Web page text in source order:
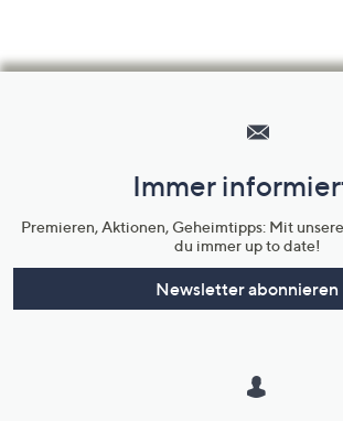
Immer
Premieren, Aktionen, Geheimtipps: Mit
du immer up to date!
Newsletter abonnieren